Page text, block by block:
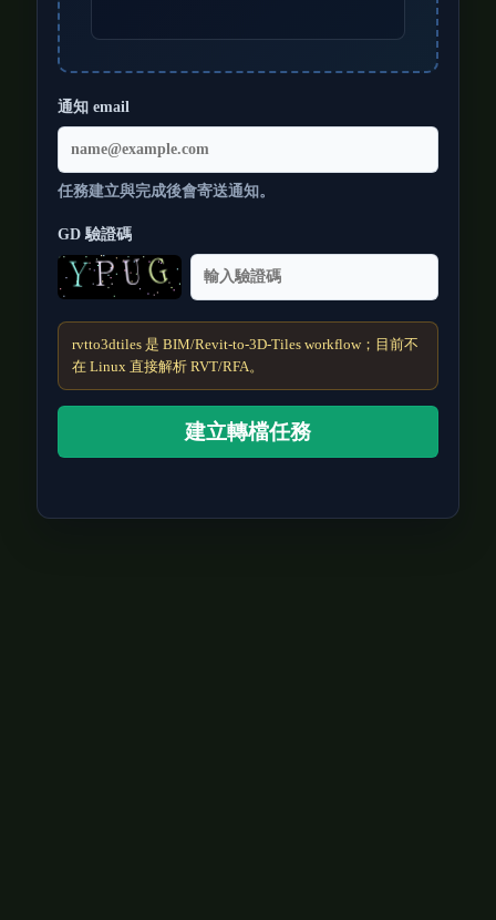
通知 email
任務建立與完成後會寄送通知。
GD 驗證碼
rvtto3dtiles 是 BIM/Revit-to-3D-Tiles workflow；目前不
在 Linux 直接解析 RVT/RFA。
建立轉檔任務